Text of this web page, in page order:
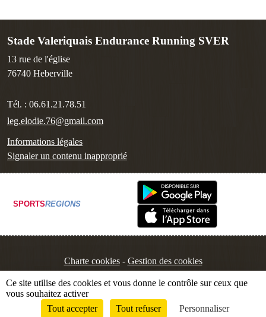
Stade Valeriquais Endurance Running SVER
13 rue de l'église
76740 Heberville
Tél. : 06.61.21.78.51
leg.elodie.76@gmail.com
Informations légales
Signaler un contenu inapproprié
SPORTSREGIONS
Charte cookies Gestion des cookies
Envie de participer ? Connexion
Ce site utilise des cookies et vous donne le contrôle sur ceux que
vous souhaitez activer
Tout accepter
Tout refuser Personnaliser